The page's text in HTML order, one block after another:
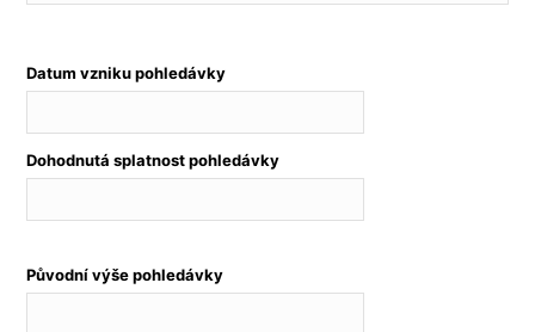
Datum vzniku pohledávky
Dohodnutá splatnost pohledávky
Původní výše pohledávky